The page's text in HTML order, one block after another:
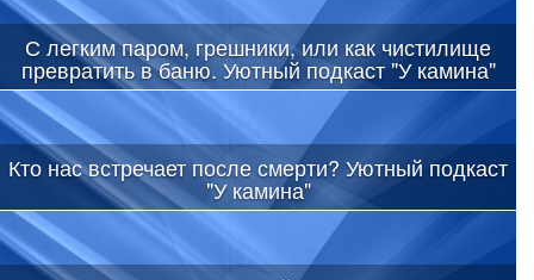
С легким паром, грешники, или как чистилище
превратить в баню. Уютный подкаст "У камина"
Кто нас встречает после смерти? Уютный подкаст
"У камина"